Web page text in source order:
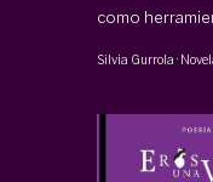
como
Silvia Gurrola ·